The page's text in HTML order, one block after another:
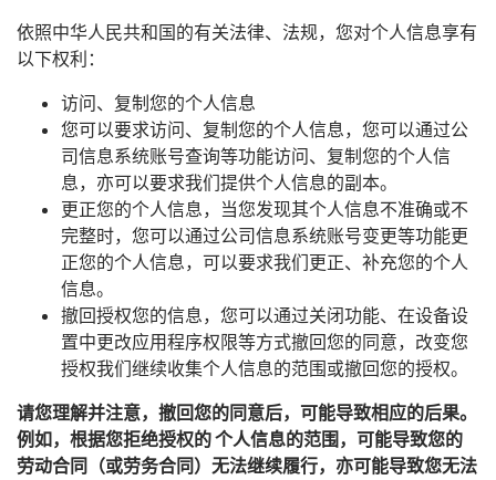
依照中华人民共和国的有关法律、法规，您对个人信息享有
以下权利：
访问、复制您的个人信息
您可以要求访问、复制您的个人信息，您可以通过公
司信息系统账号查询等功能访问、复制您的个人信
息，亦可以要求我们提供个人信息的副本。
更正您的个人信息，当您发现其个人信息不准确或不
完整时，您可以通过公司信息系统账号变更等功能更
正您的个人信息，可以要求我们更正、补充您的个人
信息。
撤回授权您的信息，您可以通过关闭功能、在设备设
置中更改应用程序权限等方式撤回您的同意，改变您
授权我们继续收集个人信息的范围或撤回您的授权。
请您理解并注意，撤回您的同意后，可能导致相应的后果。
例如，根据您拒绝授权的 个人信息的范围，可能导致您的
劳动合同（或劳务合同）无法继续履行，亦可能导致您无法